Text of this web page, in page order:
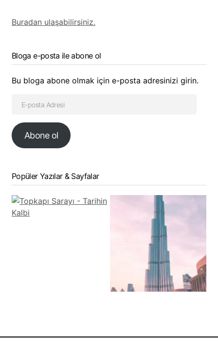
Buradan ulaşabilirsiniz.
Bloga e-posta ile abone ol
Bu bloga abone olmak için e-posta adresinizi girin.
Abone ol
Popüler Yazılar & Sayfalar